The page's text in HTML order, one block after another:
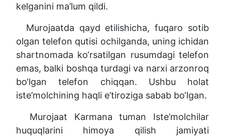
kelganini ma’lum qildi.
Murojaatda qayd etilishicha, fuqaro sotib
olgan telefon qutisi ochilganda, uning ichidan
shartnomada ko‘rsatilgan rusumdagi telefon
emas, balki boshqa turdagi va narxi arzonroq
bo‘lgan telefon chiqqan. Ushbu holat
iste’molchining haqli e’tiroziga sabab bo‘lgan.
Murojaat Karmana tuman Iste’molchilar
huquqlarini himoya qilish jamiyati